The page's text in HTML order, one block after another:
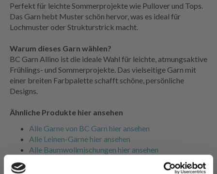
Perfekt für leichte Sommerprojekte wie Pullover und Tops.
Das Garn hebt Muster schön hervor, was es ideal für
Lochmuster oder Strukturstrick macht.
Warum dieses Garn wählen?
BC Garn Allino ist die ideale Wahl für leichte, atmungsaktive
Frühlings- und Sommerprojekte. Das vielseitige Garn mit
einer breiten Farbpalette schafft schöne, persönliche
Designs.
Ähnliche Produkte hier ansehen
Alle Garne von BC Garn hier ansehen
Alle Leinen-Garne hier ansehen
Alle Baumwollmischungen hier ansehen
Alle Strickmuster für Nadelstärke 3.00-3.50 mm hier